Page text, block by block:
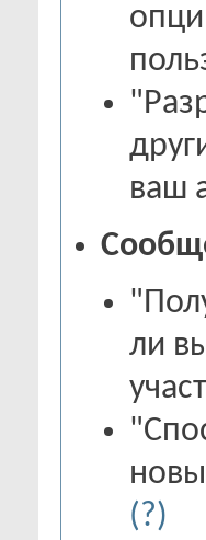
ваш
ли
(?)